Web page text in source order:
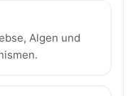
Algen und